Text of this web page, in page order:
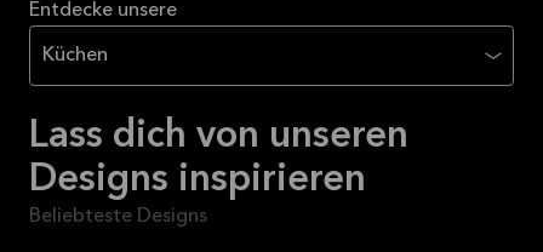
Entdecke unsere
Küchen
Lass dich von unseren
Designs inspirieren
Beliebteste Designs